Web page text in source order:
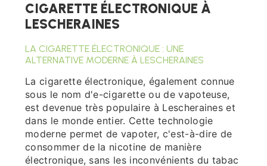
CIGARETTE ÉLECTRONIQUE À
LESCHERAINES
LA CIGARETTE ÉLECTRONIQUE : UNE
ALTERNATIVE MODERNE À LESCHERAINES
La cigarette électronique, également connue
sous le nom d'e-cigarette ou de vapoteuse,
est devenue très populaire à Lescheraines et
dans le monde entier. Cette technologie
moderne permet de vapoter, c'est-à-dire de
consommer de la nicotine de manière
électronique, sans les inconvénients du tabac